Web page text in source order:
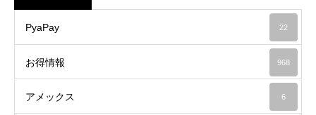
PyaPay 22
お得情報 968
アメックス 6